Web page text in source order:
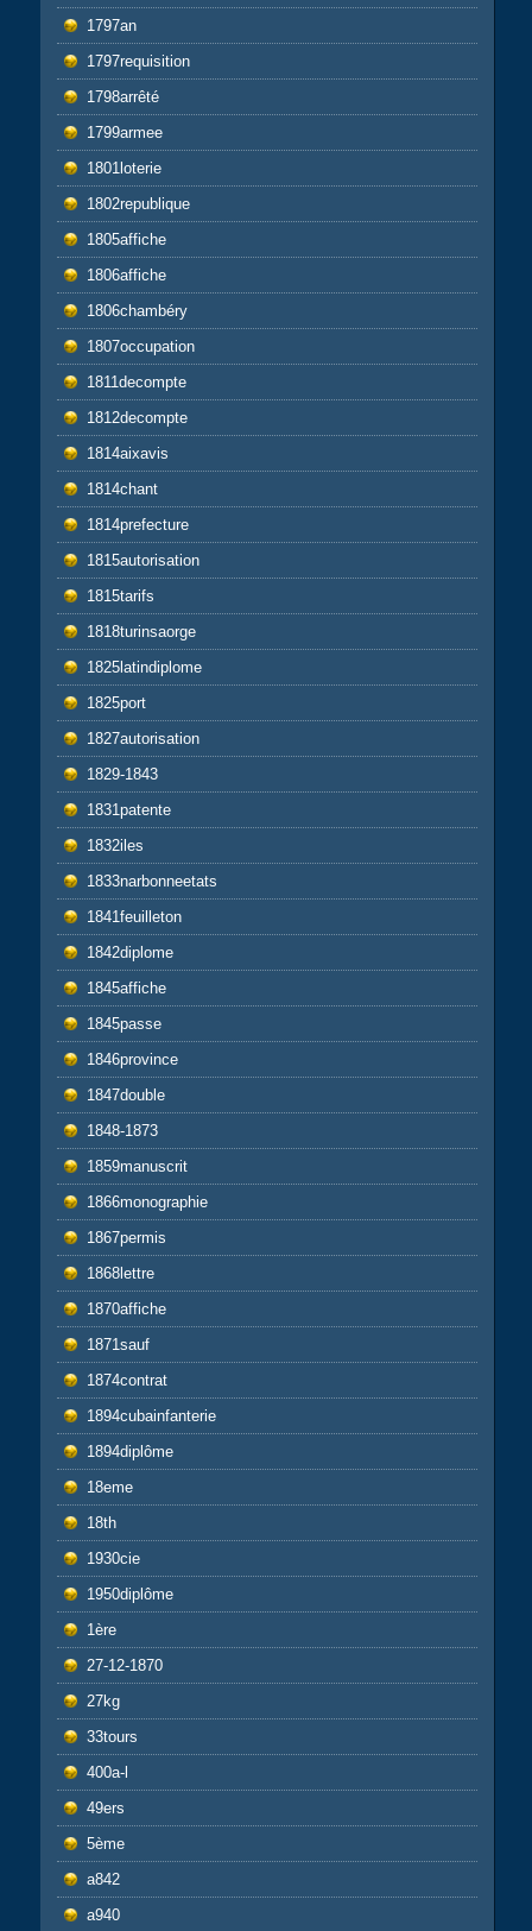
1797an
1797requisition
1798arrêté
1799armee
1801loterie
1802republique
1805affiche
1806affiche
1806chambéry
1807occupation
1811decompte
1812decompte
1814aixavis
1814chant
1814prefecture
1815autorisation
1815tarifs
1818turinsaorge
1825latindiplome
1825port
1827autorisation
1829-1843
1831patente
1832iles
1833narbonneetats
1841feuilleton
1842diplome
1845affiche
1845passe
1846province
1847double
1848-1873
1859manuscrit
1866monographie
1867permis
1868lettre
1870affiche
1871sauf
1874contrat
1894cubainfanterie
1894diplôme
18eme
18th
1930cie
1950diplôme
1ère
27-12-1870
27kg
33tours
400a-l
49ers
5ème
a842
a940